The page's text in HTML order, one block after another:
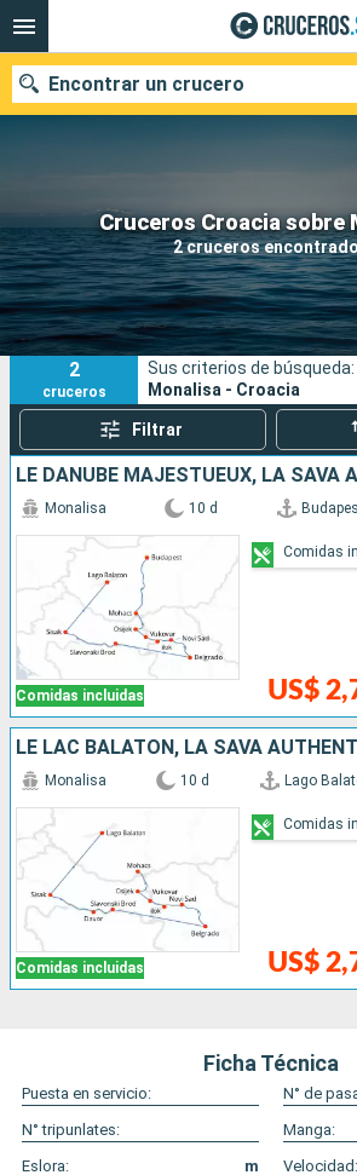
Cruceros Croacia sobre
2 cruceros
Encontrar un crucero
Nuestros destinos
Fecha de salida
Puertos
2
cruceros
Sus criterios de búsqueda:
Monalisa - Croacia
Filtrar
Comidas incluidas
Monalisa 10 d
US$
Comidas
Comidas incluidas
Monalisa 10 d Lago
US$
Comidas
Ficha Técnica
Puesta en servicio:
N° de
N° tripunlates:
Manga:
Eslora:
m Velocidad: